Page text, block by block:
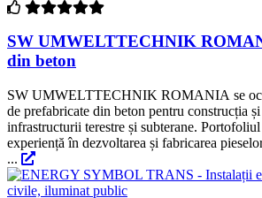
SW UMWELTTECHNIK
din beton
SW UMWELTTECHNIK ROMANIA se
de prefabricate din beton pentru construcția
infrastructurii terestre și subterane.
experiență în dezvoltarea și fabricarea
...